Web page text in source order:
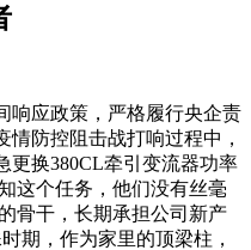
应政策，严格履行央企责
防控阻击战打响过程中，
更换380CL牵引变流器功率
这个任务，他们没有丝毫
骨干，长期承担公司新产
期，作为家里的顶梁柱，